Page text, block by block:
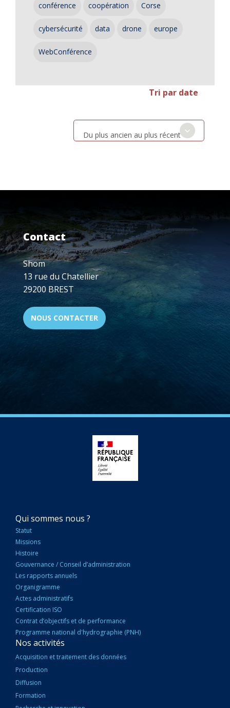
conférence coopération Corse
cybersécurité data drone europe
WebConférence
Tri par date
Du plus ancien au plus récent
Contact
Shom
13 rue du Chatellier
29200 BREST
NOUS CONTACTER
NAVIGATION
PRINCIPALE
Qui sommes nous ?
Statut
Missions
Histoire
Gouvernance / Conseil d’administration
Les rapports annuels
Organigramme
Actes administratifs
Certification ISO
Contrat d’objectifs et de performance
Programme national d'hydrographie (PNH)
Nos activités
Acquisition et traitement des données
Production
Diffusion
Formation